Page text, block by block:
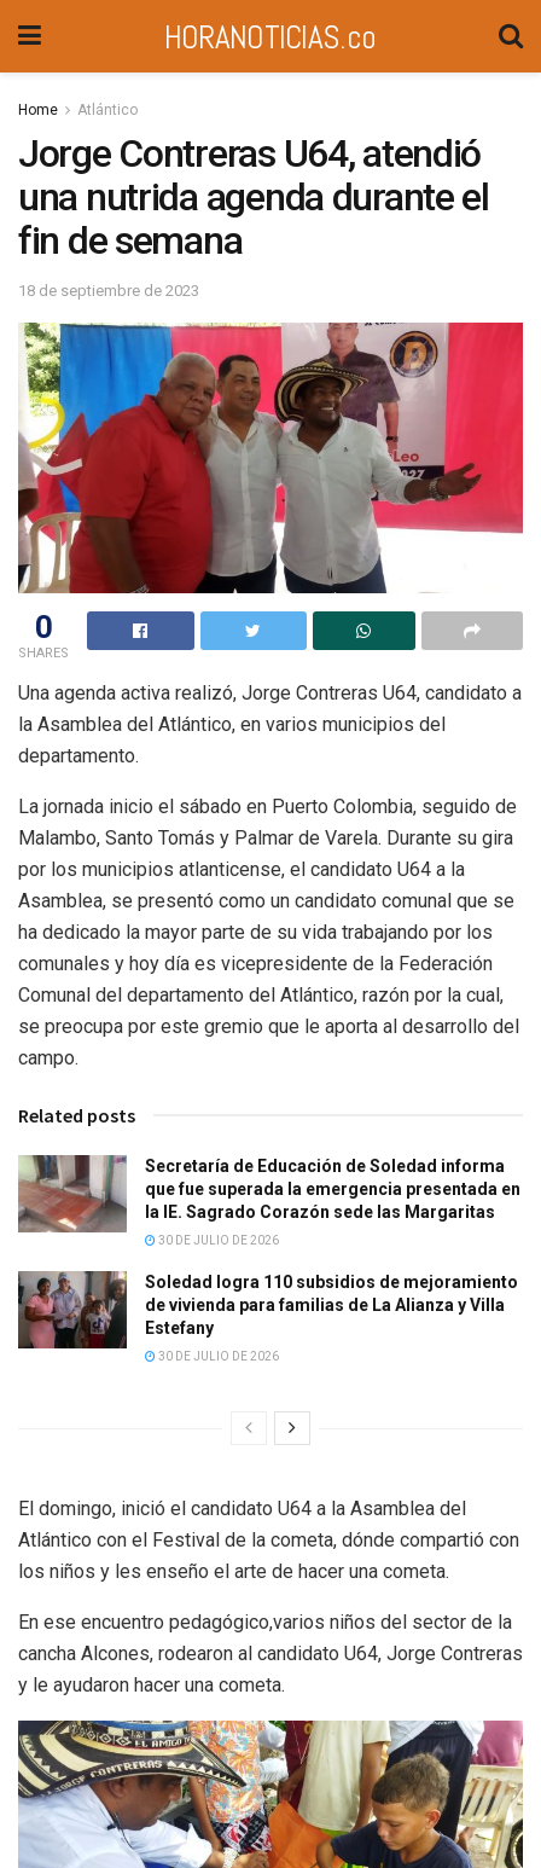
HORANOTICIAS.co
Home Atlántico
Jorge Contreras U64, atendió
una nutrida agenda durante el
fin de semana
18 de septiembre de 2023
0
SHARES
Una agenda activa realizó, Jorge Contreras U64, candidato a
la Asamblea del Atlántico, en varios municipios del
departamento.
La jornada inicio el sábado en Puerto Colombia, seguido de
Malambo, Santo Tomás y Palmar de Varela. Durante su gira
por los municipios atlanticense, el candidato U64 a la
Asamblea, se presentó como un candidato comunal que se
ha dedicado la mayor parte de su vida trabajando por los
comunales y hoy día es vicepresidente de la Federación
Comunal del departamento del Atlántico, razón por la cual,
se preocupa por este gremio que le aporta al desarrollo del
campo.
Related posts
Secretaría de Educación de Soledad informa
que fue superada la emergencia presentada en
la IE. Sagrado Corazón sede las Margaritas
30 DE JULIO DE 2026
Soledad logra 110 subsidios de mejoramiento
de vivienda para familias de La Alianza y Villa
Estefany
30 DE JULIO DE 2026
El domingo, inició el candidato U64 a la Asamblea del
Atlántico con el Festival de la cometa, dónde compartió con
los niños y les enseño el arte de hacer una cometa.
En ese encuentro pedagógico,varios niños del sector de la
cancha Alcones, rodearon al candidato U64, Jorge Contreras
y le ayudaron hacer una cometa.